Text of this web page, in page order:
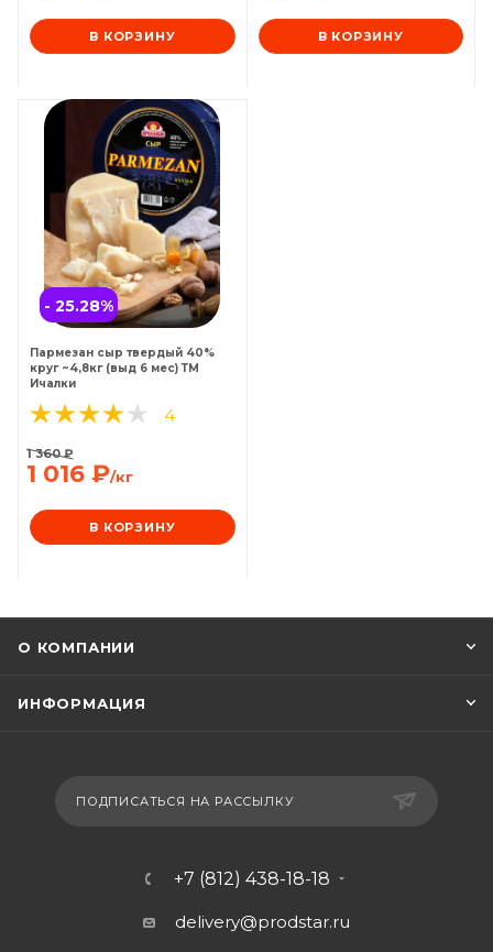
В КОРЗИНУ В КОРЗИНУ
- 25.28%
Пармезан сыр твердый 40%
круг ~4,8кг (выд 6 мес) ТМ
Ичалки
4
1 016 ₽/кг
1 360₽
В КОРЗИНУ
О КОМПАНИИ
ИНФОРМАЦИЯ
ПОДПИСАТЬСЯ НА РАССЫЛКУ
+7 (812) 438-18-18
delivery@prodstar.ru